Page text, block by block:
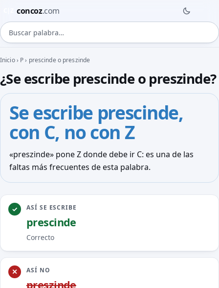
concoz.com
Buscar palabra
Inicio› P› prescinde o preszinde
¿Se escribe prescinde o preszinde?
Se escribe prescinde,
con C, no con Z
«preszinde» pone Z donde debe ir C: es una de las
faltas más frecuentes de esta palabra.
ASÍ SE ESCRIBE
prescinde
Correcto
ASÍ NO
preszinde